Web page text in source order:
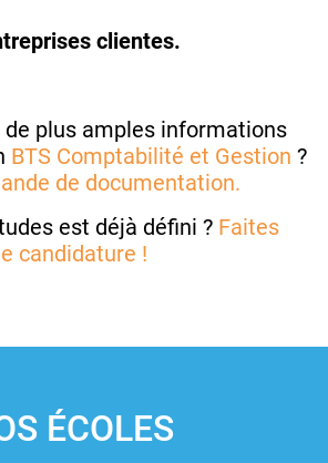
clientes.
plus amples informations
BTS Comptabilité et Gestion ?
de documentation.
est déjà défini ? Faites
candidature !
ÉCOLES